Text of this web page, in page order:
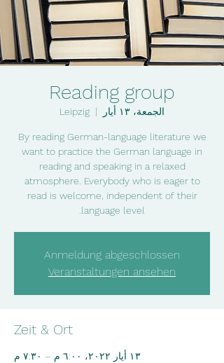
Reading group
الجمعة، ١٣ أيار
  |
Leipzig
By reading German-language literature we
want to practice the German language in
reading and speaking in a relaxed
atmosphere. Everybody who is eager to
read is welcome, independent of their
language level.
Anmeldung abgeschlossen
Veranstaltungen ansehen
Zeit & Ort
١٣ أيار ٢٠٢٢، ٦:٠٠ م – ٧:٣٠ م